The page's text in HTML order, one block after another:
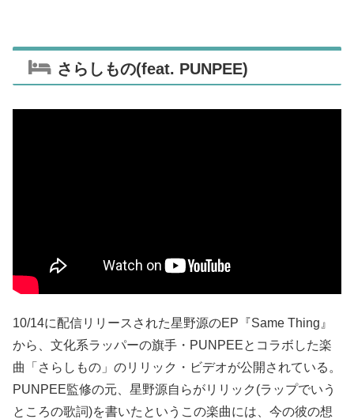
さらしもの(feat. PUNPEE)
10/14に配信リリースされた星野源のEP『Same Thing』
から、文化系ラッパーの旗手・PUNPEEとコラボした楽
曲「さらしもの」のリリック・ビデオが公開されている。
PUNPEE監修の元、星野源自らがリリック(ラップでいう
ところの歌詞)を書いたというこの楽曲には、今の彼の想